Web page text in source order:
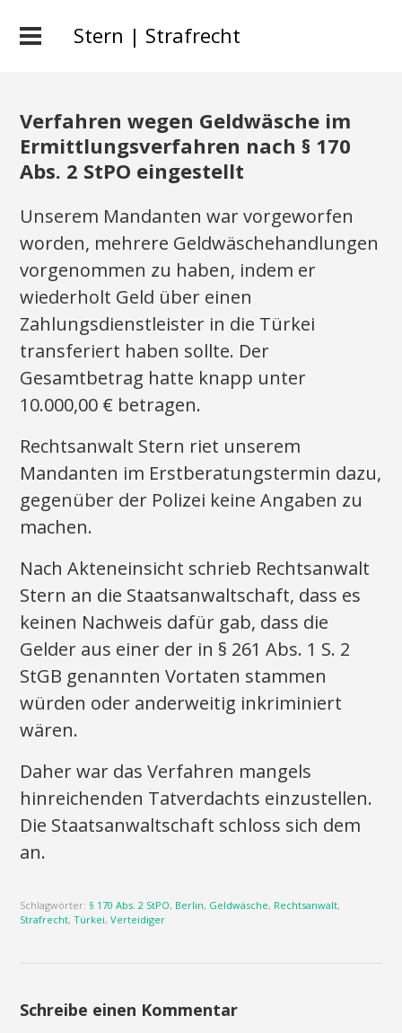
Stern | Strafrecht
Verfahren wegen Geldwäsche im
Ermittlungsverfahren nach § 170
Abs. 2 StPO eingestellt
Unserem Mandanten war vorgeworfen
worden, mehrere Geldwäschehandlungen
vorgenommen zu haben, indem er
wiederholt Geld über einen
Zahlungsdienstleister in die Türkei
transferiert haben sollte. Der
Gesamtbetrag hatte knapp unter
10.000,00 € betragen.
Rechtsanwalt Stern riet unserem
Mandanten im Erstberatungstermin dazu,
gegenüber der Polizei keine Angaben zu
machen.
Nach Akteneinsicht schrieb Rechtsanwalt
Stern an die Staatsanwaltschaft, dass es
keinen Nachweis dafür gab, dass die
Gelder aus einer der in § 261 Abs. 1 S. 2
StGB genannten Vortaten stammen
würden oder anderweitig inkriminiert
wären.
Daher war das Verfahren mangels
hinreichenden Tatverdachts einzustellen.
Die Staatsanwaltschaft schloss sich dem
an.
Schlagwörter: § 170 Abs. 2 StPO, Berlin, Geldwäsche, Rechtsanwalt,
Strafrecht,Türkei,Verteidiger
Schreibe einen Kommentar